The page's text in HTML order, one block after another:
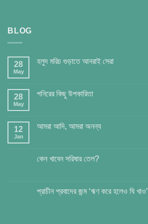
BLOG
28
May
হলুদ মরিচ গুড়াতে আনরাই সেরা
28
May
পনিরের কিছু উপকারিতা
12
Jan
আমরা আদি, আমরা অনন্য
কেন খাবেন সরিষার তেল?
প্রাচীন প্রবাদের জন্ম ‘ঋণ করে হলেও ঘি খাও’